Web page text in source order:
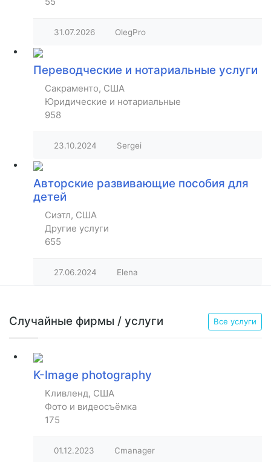
31.07.2026 OlegPro
Переводческие и нотариальные услуги
Сакраменто, США
Юридические и нотариальные
958
23.10.2024 Sergei
Авторские развивающие пособия для
детей
Сиэтл, США
Другие услуги
655
27.06.2024 Elena
Случайные фирмы / услуги Все услуги
K-Image photography
Кливленд, США
Фото и видеосъёмка
175
01.12.2023 Cmanager